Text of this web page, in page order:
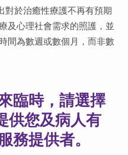
對於治癒性療護不再有預期
及心理社會需求的照護，並
間為數週或數個月，而非數
臨時，請選擇
供您及病人有
務提供者。